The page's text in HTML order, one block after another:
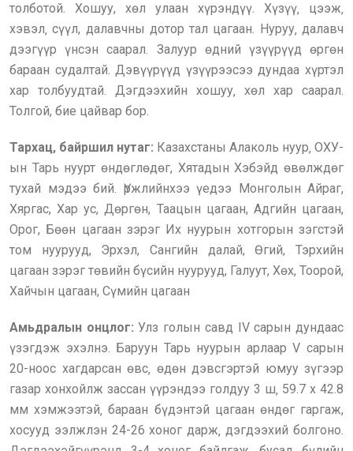
толботой. Хошуу, хөл улаан хүрэндүү. Хүзүү‚ цээж‚
хэвэл‚ сүүл, далавчны дотор тал цагаан. Нуруу‚ далавч
дээгүүр үнсэн саарал. Залуур өдний үзүүрүүд өргөн
бараан судалтай. Дэвүүрүүд үзүүрээсээ дундаа хүртэл
хар толбуудтай. Дэгдээхийн хошуу‚ хөл хар саарал.
Толгой, бие цайвар бор.
Тархац‚ байршил нутаг: Казахстаны Алаколь нуур‚ ОХУ-
ын Тарь нуурт өндөглөдөг, Хятадын Хэбэйд өвөлждөг
тухай мэдээ бий. Үржлийнхээ үедээ Монголын Айраг,
Хяргас, Хар ус, Дөргөн, Таацын цагаан, Адгийн цагаан,
Орог, Бөөн цагаан зэрэг Их нуурын хотгорын зэгстэй
том нуурууд, Эрхэл, Сангийн далай, Өгий, Тэрхийн
цагаан зэрэг төвийн бүсийн нуурууд, Галуут, Хөх, Тоорой,
Хайчын цагаан, Сүмийн цагаан
Амьдралын онцлог:Улз голын савд IV сарын дундаас
үзэгдэж эхэлнэ. Баруун Тарь нуурын арлаар V сарын
20-ноос хагдарсан өвс‚ өдөн дэвсгэртэй юмуу зүгээр
газар хонхойлж зассан үүрэндээ голдуу 3 ш‚ 59.7 x 42.8
мм хэмжээтэй‚ бараан бүдэнтэй цагаан өндөг гаргаж,
хосууд ээлжлэн 24-26 хоног дарж‚ дэгдээхий болгоно.